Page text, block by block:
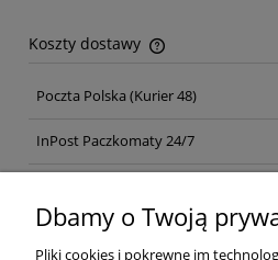
Koszty dostawy
Cena nie zawiera ewentualnych
Poczta Polska (Kurier 48)
InPost Paczkomaty 24/7
Dbamy o Twoją
Pliki cookies i pokrewne im